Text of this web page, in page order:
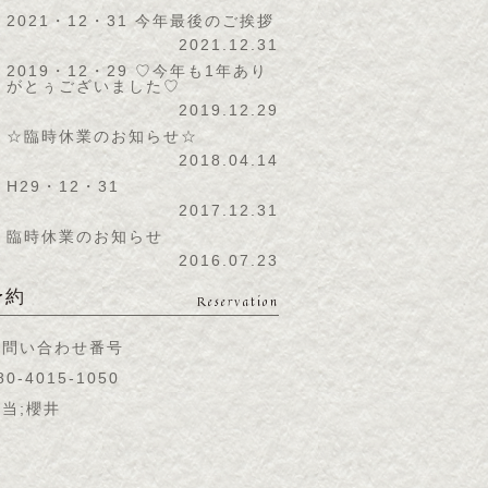
2021・12・31 今年最後のご挨拶
2021.12.31
2019・12・29 ♡今年も1年あり
がとぅございました♡
2019.12.29
☆臨時休業のお知らせ☆
2018.04.14
H29・12・31
2017.12.31
臨時休業のお知らせ
2016.07.23
約 Reservation
い合わせ番号
4015-1050
;櫻井